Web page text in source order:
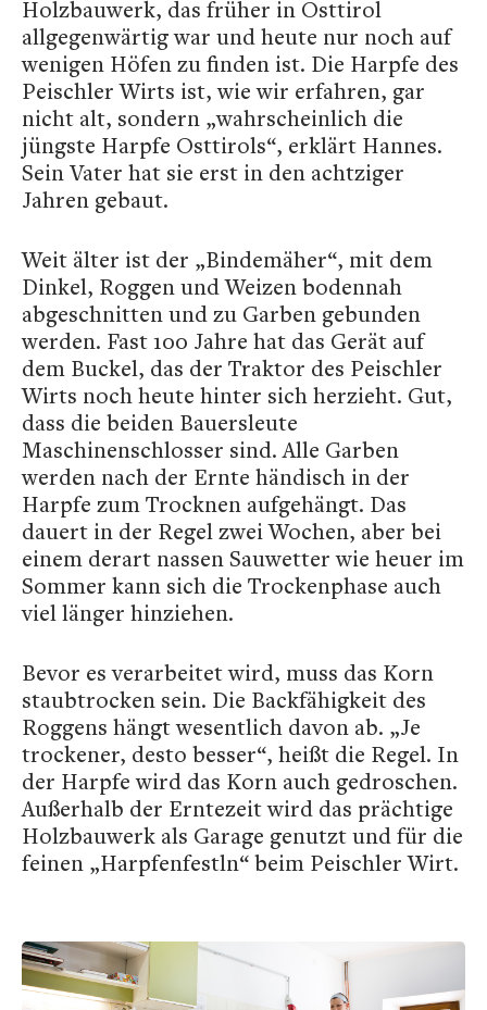
Holzbauwerk, das früher in Osttirol
allgegenwärtig war und heute nur noch auf
wenigen Höfen zu finden ist. Die Harpfe des
Peischler Wirts ist, wie wir erfahren, gar
nicht alt, sondern „wahrscheinlich die
jüngste Harpfe Osttirols“, erklärt Hannes.
Sein Vater hat sie erst in den achtziger
Jahren gebaut.
Weit älter ist der „Bindemäher“, mit dem
Dinkel, Roggen und Weizen bodennah
abgeschnitten und zu Garben gebunden
werden. Fast 100 Jahre hat das Gerät auf
dem Buckel, das der Traktor des Peischler
Wirts noch heute hinter sich herzieht. Gut,
dass die beiden Bauersleute
Maschinenschlosser sind. Alle Garben
werden nach der Ernte händisch in der
Harpfe zum Trocknen aufgehängt. Das
dauert in der Regel zwei Wochen, aber bei
einem derart nassen Sauwetter wie heuer im
Sommer kann sich die Trockenphase auch
viel länger hinziehen.
Bevor es verarbeitet wird, muss das Korn
staubtrocken sein. Die Backfähigkeit des
Roggens hängt wesentlich davon ab. „Je
trockener, desto besser“, heißt die Regel. In
der Harpfe wird das Korn auch gedroschen.
Außerhalb der Erntezeit wird das prächtige
Holzbauwerk als Garage genutzt und für die
feinen „Harpfenfestln“ beim Peischler Wirt.